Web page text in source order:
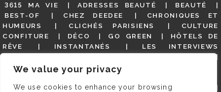
We value your privacy
We use cookies to enhance your browsing
3615 MA VIE ADRESSES BEAUTÉ
BEAUTÉ
BEST-OF
CHEZ DEEDEE
CHRONIQUES ET
HUMEURS
CLICHÉS PARISIENS
CULTURE
CONFITURE
DÉCO GO GREEN
HÔTELS DE
RÊVE
INSTANTANÉS
LES INTERVIEWS
MES ADRESSES
MODE NON CLASSÉ
GUIDE
PARIS EN PHOTOS RESTAURANTS